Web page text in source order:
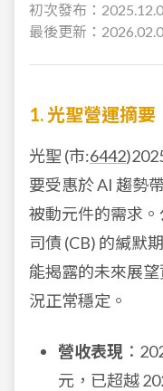
初次發布：
最後更新：
1. 光聖營運摘要
光聖 (市:6442
要受惠於 AI 趨勢
被動元件的需求
司債 (CB) 的緘默
能揭露的未來展
況正常穩定。
營收表現 ：
元，已超越